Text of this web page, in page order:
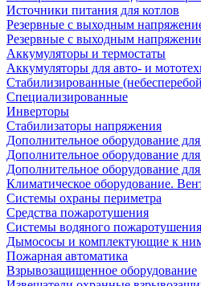
Источники питания для котлов
Резервные с выходным
Резервные с выходным
Аккумуляторы и термостаты
Аккумуляторы для авто- и
Стабилизированные
Специализированные
Инверторы
Стабилизаторы напряжения
Дополнительное оборудование
Дополнительное оборудование
Дополнительное оборудование
Климатическое оборудование.
Системы охраны периметра
Средства пожаротушения
Системы водяного пожаротушения
Дымососы и комплектующие к
Пожарная автоматика
Взрывозащищенное оборудование